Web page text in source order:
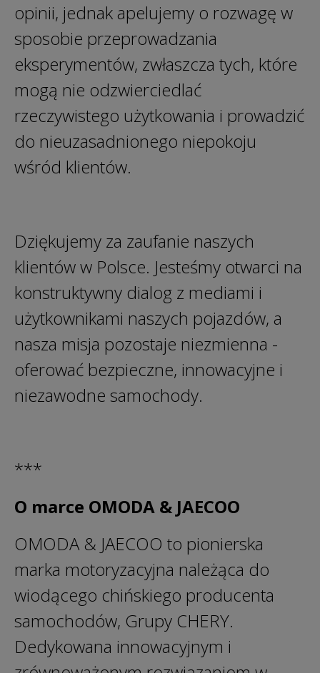
opinii, jednak apelujemy o rozwagę w
sposobie przeprowadzania
eksperymentów, zwłaszcza tych, które
mogą nie odzwierciedlać
rzeczywistego użytkowania i prowadzić
do nieuzasadnionego niepokoju
wśród klientów.
Dziękujemy za zaufanie naszych
klientów w Polsce. Jesteśmy otwarci na
konstruktywny dialog z mediami i
użytkownikami naszych pojazdów, a
nasza misja pozostaje niezmienna -
oferować bezpieczne, innowacyjne i
niezawodne samochody.
***
O marce OMODA & JAECOO
OMODA & JAECOO to pionierska
marka motoryzacyjna należąca do
wiodącego chińskiego producenta
samochodów, Grupy CHERY.
Dedykowana innowacyjnym i